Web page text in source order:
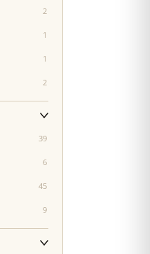
2
1
1
2
39
6
45
9